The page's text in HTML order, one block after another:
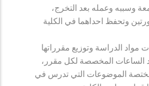
وسببه وعمله بعد التخرج،
وتحفظ احداهما في الكلية
مواد الدراسة وتوزيع مقرراتها
الساعات المخصصة لكل مقرر،
الموضوعات التي تدرس في